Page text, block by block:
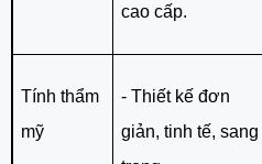
cao cấp.
Tính thẩm
mỹ
- Thiết kế đơn
giản, tinh tế, sang